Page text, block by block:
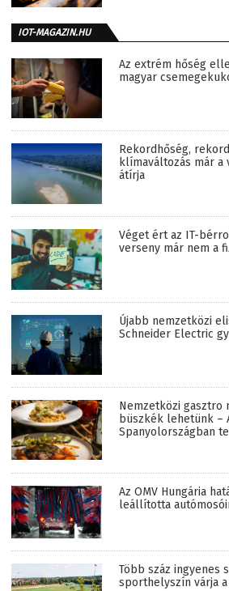
IOT-MAGAZIN.HU
Az extrém hőség
magyar
Rekordhőség,
klímaváltozás már
átírja
Véget ért az IT-
verseny már nem a
Újabb nemzetközi
Schneider Electric
Nemzetközi gasztro
büszkék lehetünk –
Spanyolországban
Az OMV Hungária
leállította
Több száz ingyenes
sporthelyszín várja